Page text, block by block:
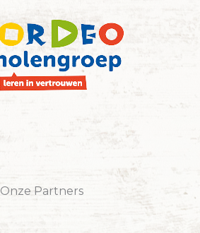
Onze Partners